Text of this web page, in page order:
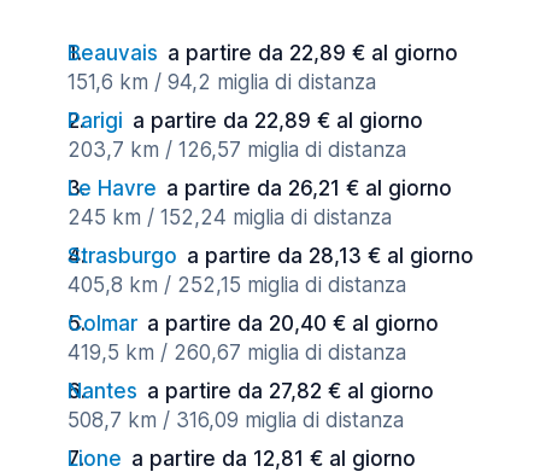
Beauvais a partire da 22,89 € al giorno
151,6 km / 94,2 miglia di distanza
Parigi a partire da 22,89 € al giorno
203,7 km / 126,57 miglia di distanza
Le Havre a partire da 26,21 € al giorno
245 km / 152,24 miglia di distanza
Strasburgo a partire da 28,13 € al giorno
405,8 km / 252,15 miglia di distanza
Colmar a partire da 20,40 € al giorno
419,5 km / 260,67 miglia di distanza
Nantes a partire da 27,82 € al giorno
508,7 km / 316,09 miglia di distanza
Lione a partire da 12,81 € al giorno